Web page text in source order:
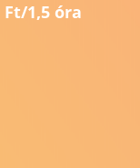
Ft/1,5 óra